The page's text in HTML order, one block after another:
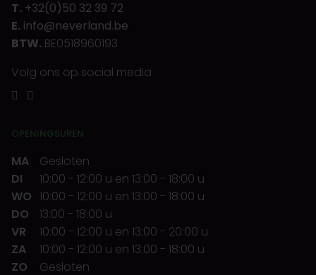
T. +32(0)50 32 39 72
E. info@neverland.be
BTW. BE0518960193
Volg ons op social media
OPENINGSUREN
MA
Gesloten
DI
10:00 - 12:00 u en 13:00 - 18:00 u
WO 10:00 - 12:00 u en 13:00 - 18:00 u
DO
13:00 - 18:00 u
VR
10:00 - 12:00 u en 13:00 - 20:00 u
ZA
10:00 - 12:00 u en 13:00 - 18:00 u
ZO
Gesloten